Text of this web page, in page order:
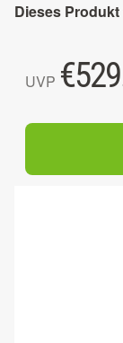
Dieses Produkt
UVP €